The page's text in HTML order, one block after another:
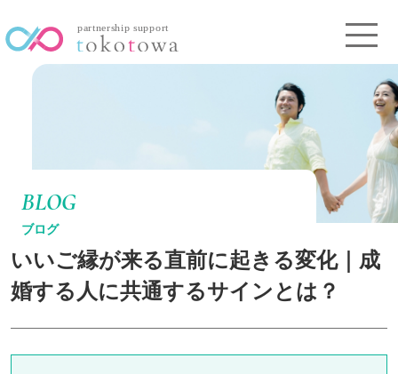
BLOG
ブログ
いいご縁が来る直前に起きる変化｜成
婚する人に共通するサインとは？